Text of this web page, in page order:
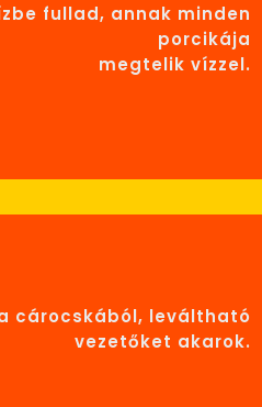
fullad, annak minden
porcikája
megtelik vízzel.
cárocskából, leváltható
vezetőket akarok.